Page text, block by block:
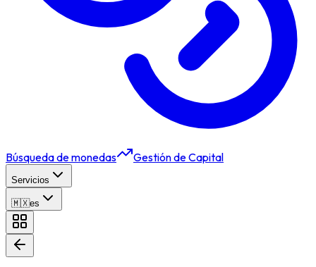
Búsqueda de monedas Gestión de Capital
Servicios
🇲🇽es